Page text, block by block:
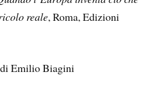
reale, Roma, Edizioni
di Emilio Biagini